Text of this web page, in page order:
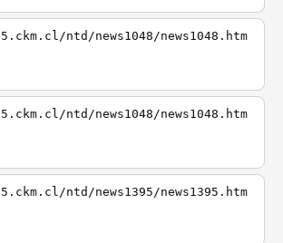
ntd/news1048/news1048.htm
ntd/news1048/news1048.htm
ntd/news1395/news1395.htm